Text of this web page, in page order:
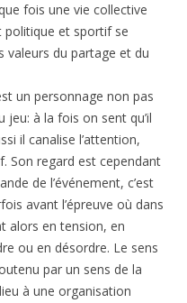
fois une vie collective
politique et sportif se
valeurs du partage et du
un personnage non pas
à la fois on sent qu’il
il canalise l’attention,
Son regard est cependant
de l’événement, c’est
avant l’épreuve où dans
alors en tension, en
ou en désordre. Le sens
par un sens de la
à une organisation